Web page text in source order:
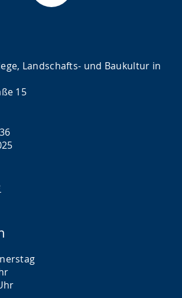
Landschafts- und Baukultur in
15